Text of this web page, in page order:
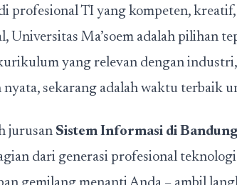
profesional TI yang kompeten,
Universitas Ma’soem adalah pilihan
yang relevan dengan
nyata, sekarang adalah waktu terbaik
jurusan Sistem Informasi di Bandung
dari generasi profesional